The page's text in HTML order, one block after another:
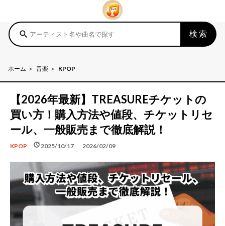
search 検索
ホーム 音楽 KPOP
【2026年最新】TREASUREチケットの
買い方！購入方法や値段、チケットリセ
ール、一般販売まで徹底解説！
KPOP schedule 2025/10/17
update 2026/02/09